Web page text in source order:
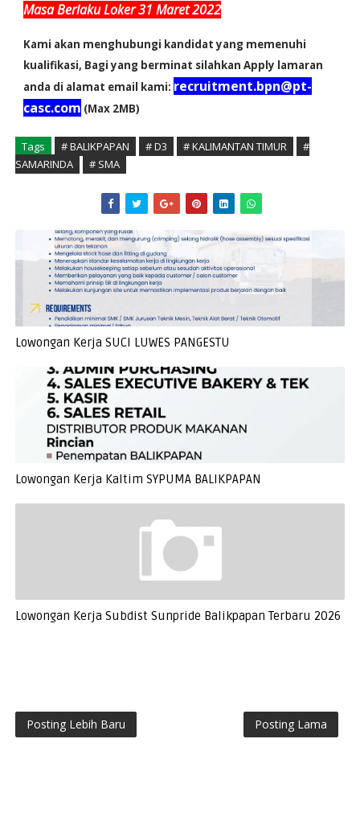
Masa Berlaku Loker 31 Maret 2022
Kami akan menghubungi kandidat yang memenuhi
kualifikasi, Bagi yang berminat silahkan Apply lamaran
anda di alamat email kami: recruitment.bpn@pt-
casc.com (Max 2MB)
Tags # BALIKPAPAN # D3 # KALIMANTAN TIMUR
#
SAMARINDA
# SMA
Lowongan Kerja SUCI LUWES PANGESTU
Lowongan Kerja Kaltim SYPUMA BALIKPAPAN
Lowongan Kerja Subdist Sunpride Balikpapan Terbaru 2026
Posting Lebih Baru Posting Lama